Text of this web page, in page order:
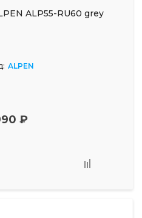
ALP55-RU60 grey
ALPEN
₽